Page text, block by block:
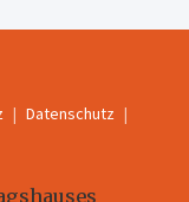
Datenschutz